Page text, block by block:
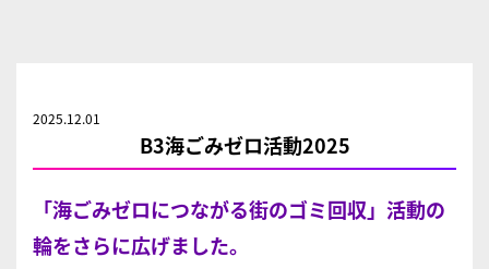
2025.12.01
B3海ごみゼロ活動2025
「海ごみゼロにつながる街のゴミ回収」活動の
輪をさらに広げました。